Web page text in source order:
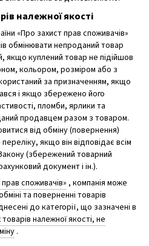
належної якості
«Про захист прав споживачів»
обмінювати непроданий товар
якщо куплений товар не підійшов
кольором, розміром або з
за призначенням, якщо
і якщо збережено його
пломби, ярлики та
продавцем разом з товаром.
від обміну (повернення)
якщо він відповідає всім
(збережений товарний
документ і ін.).
споживачів» , компанія може
та поверненні товарів
до категорії, що зазначені в
належної якості, не
.